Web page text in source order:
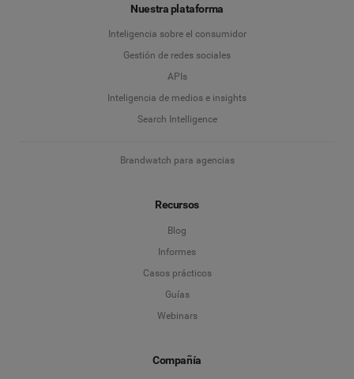
Nuestra plataforma
Inteligencia sobre el consumidor
Gestión de redes sociales
APIs
Inteligencia de medios e insights
Search Intelligence
Brandwatch para agencias
Recursos
Blog
Informes
Casos prácticos
Guías
Webinars
Compañía